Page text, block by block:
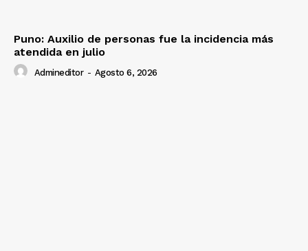
Puno: Auxilio de personas fue la incidencia más
atendida en julio
Admineditor - Agosto 6, 2026